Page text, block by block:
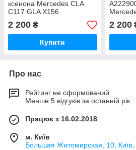
ксенона Mercedes CLA
C117 GLA X156
A2229003300 Q02
(130732931515)
2 200 ₴
Купити
W117
W222 S
2 200
Про нас
Рейтинг не сформований
Менше 5 відгуків за останній рік
Працює з 16.02.2018
м. Київ
Большая Житомирская, 10, Київ,